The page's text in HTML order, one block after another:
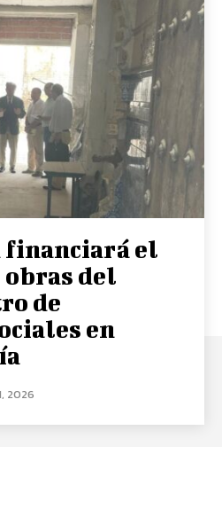
el
del
de
en
2026